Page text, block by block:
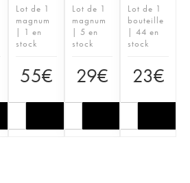
Lot de 1
magnum
| 1 en
stock
55€
Lot de 1
magnum
| 5 en
stock
29€
Lot de 1
bouteille
| 44 en
stock
23€